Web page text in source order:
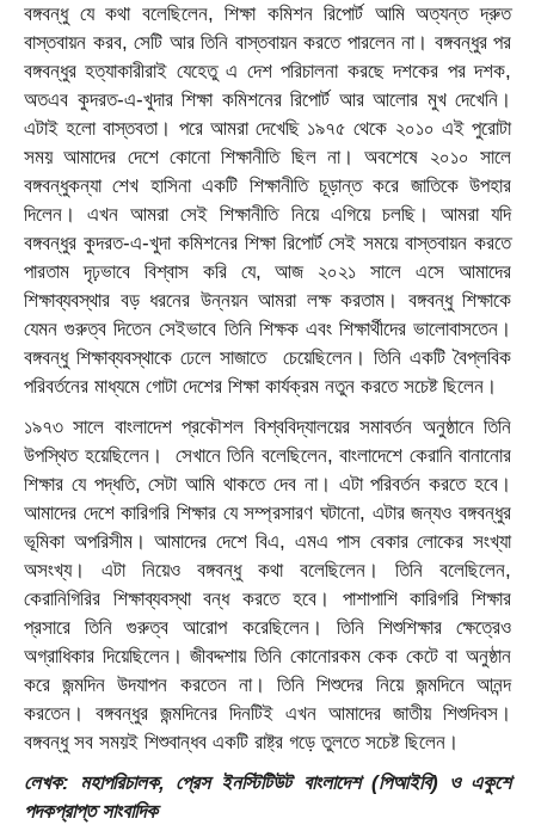
বঙ্গবন্ধু যে কথা বলেছিলেন, শিক্ষা কমিশন রিপোর্ট আমি অত্যন্ত দ্রুত
বাস্তবায়ন করব, সেটি আর তিনি বাস্তবায়ন করতে পারলেন না। বঙ্গবন্ধুর পর
বঙ্গবন্ধুর হত্যাকারীরাই যেহেতু এ দেশ পরিচালনা করছে দশকের পর দশক,
অতএব কুদরত-এ-খুদার শিক্ষা কমিশনের রিপোর্ট আর আলোর মুখ দেখেনি।
এটাই হলো বাস্তবতা। পরে আমরা দেখেছি ১৯৭৫ থেকে ২০১০ এই পুরোটা
সময় আমাদের দেশে কোনো শিক্ষানীতি ছিল না। অবশেষে ২০১০ সালে
বঙ্গবন্ধুকন্যা শেখ হাসিনা একটি শিক্ষানীতি চূড়ান্ত করে জাতিকে উপহার
দিলেন। এখন আমরা সেই শিক্ষানীতি নিয়ে এগিয়ে চলছি। আমরা যদি
বঙ্গবন্ধুর কুদরত-এ-খুদা কমিশনের শিক্ষা রিপোর্ট সেই সময়ে বাস্তবায়ন করতে
পারতাম দৃঢ়ভাবে বিশ্বাস করি যে, আজ ২০২১ সালে এসে আমাদের
শিক্ষাব্যবস্থার বড় ধরনের উন্নয়ন আমরা লক্ষ করতাম। বঙ্গবন্ধু শিক্ষাকে
যেমন গুরুত্ব দিতেন সেইভাবে তিনি শিক্ষক এবং শিক্ষার্থীদের ভালোবাসতেন।
বঙ্গবন্ধু শিক্ষাব্যবস্থাকে ঢেলে সাজাতে চেয়েছিলেন। তিনি একটি বৈপ্লবিক
পরিবর্তনের মাধ্যমে গোটা দেশের শিক্ষা কার্যক্রম নতুন করতে সচেষ্ট ছিলেন।
১৯৭৩ সালে বাংলাদেশ প্রকৌশল বিশ্ববিদ্যালয়ের সমাবর্তন অনুষ্ঠানে তিনি
উপস্থিত হয়েছিলেন। সেখানে তিনি বলেছিলেন, বাংলাদেশে কেরানি বানানোর
শিক্ষার যে পদ্ধতি, সেটা আমি থাকতে দেব না। এটা পরিবর্তন করতে হবে।
আমাদের দেশে কারিগরি শিক্ষার যে সম্প্রসারণ ঘটানো, এটার জন্যও বঙ্গবন্ধুর
ভূমিকা অপরিসীম। আমাদের দেশে বিএ, এমএ পাস বেকার লোকের সংখ্যা
অসংখ্য। এটা নিয়েও বঙ্গবন্ধু কথা বলেছিলেন। তিনি বলেছিলেন,
কেরানিগিরির শিক্ষাব্যবস্থা বন্ধ করতে হবে। পাশাপাশি কারিগরি শিক্ষার
প্রসারে তিনি গুরুত্ব আরোপ করেছিলেন। তিনি শিশুশিক্ষার ক্ষেত্রেও
অগ্রাধিকার দিয়েছিলেন। জীবদ্দশায় তিনি কোনোরকম কেক কেটে বা অনুষ্ঠান
করে জন্মদিন উদযাপন করতেন না। তিনি শিশুদের নিয়ে জন্মদিনে আনন্দ
করতেন। বঙ্গবন্ধুর জন্মদিনের দিনটিই এখন আমাদের জাতীয় শিশুদিবস।
বঙ্গবন্ধু সব সময়ই শিশুবান্ধব একটি রাষ্ট্র গড়ে তুলতে সচেষ্ট ছিলেন।
লেখক: মহাপরিচালক, প্রেস ইনস্টিটিউট বাংলাদেশ (পিআইবি) ও একুশে
পদকপ্রাপ্ত সাংবাদিক